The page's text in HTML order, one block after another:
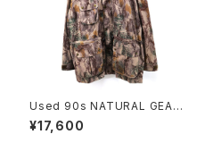
Used 90s NATURAL GEAR
Beatiful Real Tree Camo F
ake Suede Mountain Parka
¥17,600